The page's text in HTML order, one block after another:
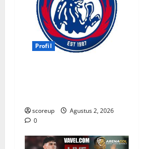
Profil
scoreup
Agustus 2, 2026
0